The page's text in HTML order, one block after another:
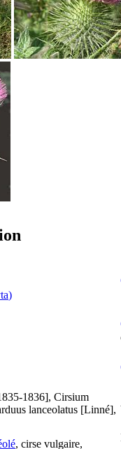
)
1836], Cirsium
lanceolatus [Linné],
, cirse vulgaire,